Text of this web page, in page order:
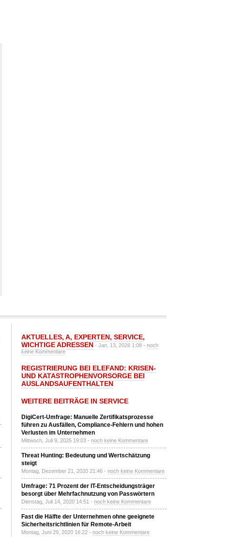
AKTUELLES, A, EXPERTEN, SERVICE,
WICHTIGE ADRESSEN - Jan. 13, 2026 1:08 - noch
keine Kommentare
REGISTRIERUNG BEI ELEFAND: KRISEN-
UND KATASTROPHENVORSORGE BEI
AUSLANDSAUFENTHALTEN
WEITERE BEITRÄGE IN SERVICE
DigiCert-Umfrage: Manuelle Zertifikatsprozesse
führen zu Ausfällen, Compliance-Fehlern und hohen
Verlusten im Unternehmen
Mittwoch, Juli 9, 2025 19:03 - noch keine Kommentare
Threat Hunting: Bedeutung und Wertschätzung
steigt
Montag, Dezember 21, 2020 21:46 - noch keine Kommentare
Umfrage: 71 Prozent der IT-Entscheidungsträger
besorgt über Mehrfachnutzung von Passwörtern
Dienstag, Juli 14, 2020 14:51 - noch keine Kommentare
Fast die Hälfte der Unternehmen ohne geeignete
Sicherheitsrichtlinien für Remote-Arbeit
Montag, Juni 29, 2020 16:22 - noch keine Kommentare